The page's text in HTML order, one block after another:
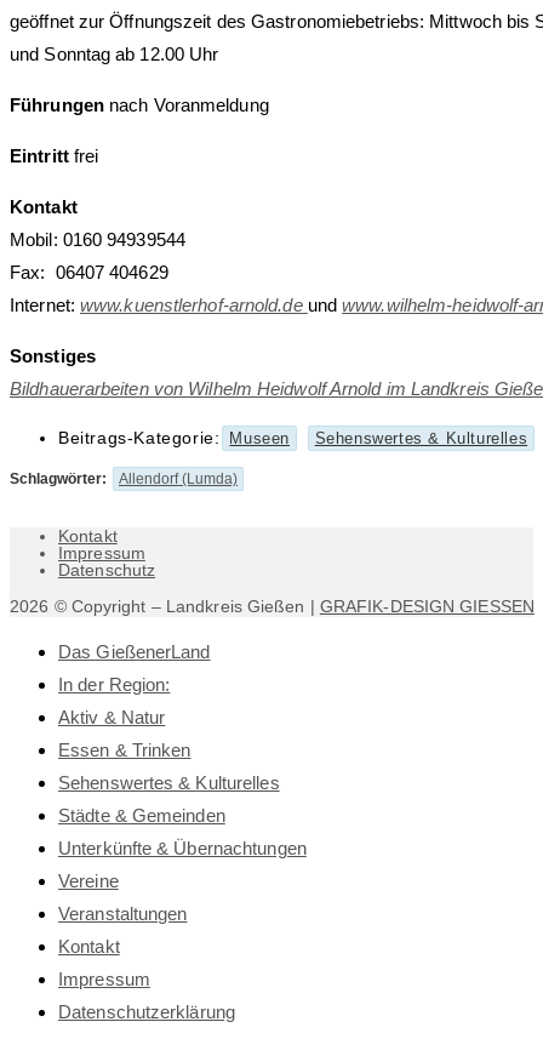
geöffnet zur Öffnungszeit des Gastronomiebetriebs: Mittwoch bis
und Sonntag ab 12.00 Uhr
Führungennach Voranmeldung
Eintrittfrei
Kontakt
Mobil: 0160 94939544
Fax: 06407 404629
Internet: www.kuenstlerhof-arnold.de undwww.wilhelm-heidwolf-
Sonstiges
Bildhauerarbeiten von Wilhelm Heidwolf Arnold im Landkreis
Beitrags-Kategorie: Museen Sehenswertes & Kulturelles
Schlagwörter: Allendorf (Lumda)
Kontakt
Impressum
Datenschutz
2026 © Copyright – Landkreis Gießen | GRAFIK-DESIGN GIESSEN
Das GießenerLand
In der Region:
Aktiv & Natur
Essen & Trinken
Sehenswertes & Kulturelles
Städte & Gemeinden
Unterkünfte & Übernachtungen
Vereine
Veranstaltungen
Kontakt
Impressum
Datenschutz­erklärung